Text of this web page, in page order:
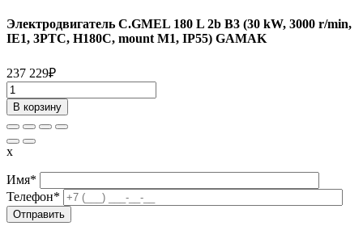
Электродвигатель C.GMEL 180 L 2b B3 (30 kW, 3000 r/min,
IE1, 3PTC, H180C, mount M1, IP55) GAMAK
237 229₽
Количество
товара
Электродвигатель
C.GMEL
180
L
2b
B3
(30
kW,
В корзину
x
Имя*
Телефон*